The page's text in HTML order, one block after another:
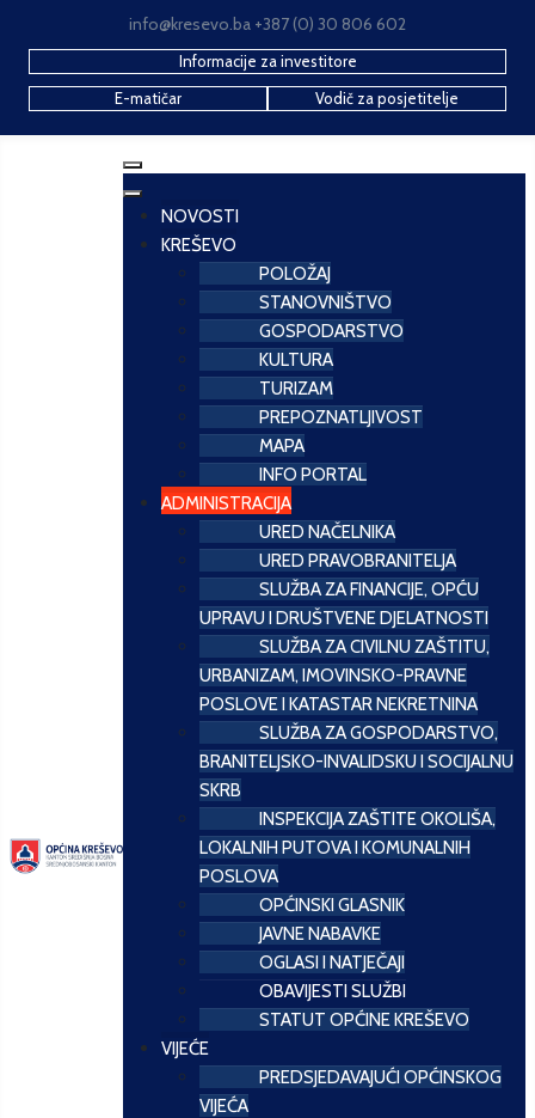
info@kresevo.ba +387 (0) 30 806 602
Informacije za investitore
E-matičar
Vodič za posjetitelje
NOVOSTI
KREŠEVO
POLOŽAJ
STANOVNIŠTVO
GOSPODARSTVO
KULTURA
TURIZAM
PREPOZNATLJIVOST
MAPA
INFO PORTAL
ADMINISTRACIJA
URED NAČELNIKA
URED PRAVOBRANITELJA
SLUŽBA ZA FINANCIJE, OPĆU
UPRAVU I DRUŠTVENE DJELATNOSTI
SLUŽBA ZA CIVILNU ZAŠTITU,
URBANIZAM, IMOVINSKO-PRAVNE
POSLOVE I KATASTAR NEKRETNINA
SLUŽBA ZA GOSPODARSTVO,
BRANITELJSKO-INVALIDSKU I SOCIJALNU
SKRB
INSPEKCIJA ZAŠTITE OKOLIŠA,
LOKALNIH PUTOVA I KOMUNALNIH
POSLOVA
OPĆINSKI GLASNIK
JAVNE NABAVKE
OGLASI I NATJEČAJI
OBAVIJESTI SLUŽBI
STATUT OPĆINE KREŠEVO
VIJEĆE
PREDSJEDAVAJUĆI OPĆINSKOG
VIJEĆA